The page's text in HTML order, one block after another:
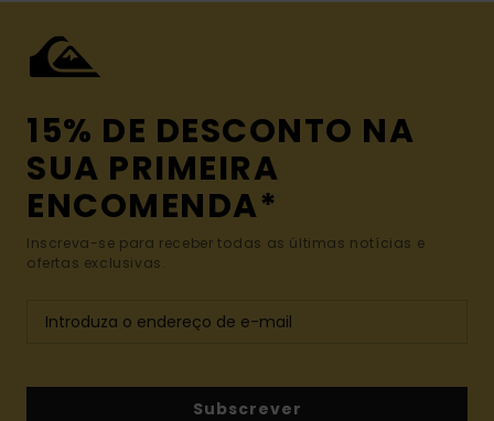
15% DE DESCONTO NA
SUA PRIMEIRA
ENCOMENDA*
Inscreva-se para receber todas as últimas notícias e
ofertas exclusivas.
Subscrever